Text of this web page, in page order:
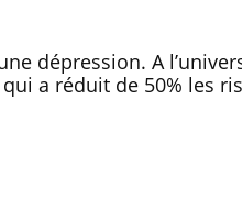
dépression. A
a réduit de 50% les